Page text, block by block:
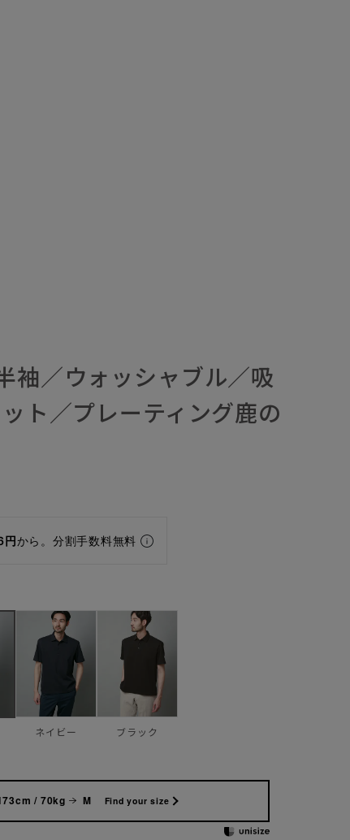
袖／ウォッシャブル／吸
ト／プレーティング鹿の
円から。分割手数料無料
ネイビー ブラック
/ 70kg M Find your size